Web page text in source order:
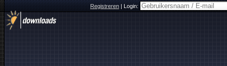
Registreren|Login: